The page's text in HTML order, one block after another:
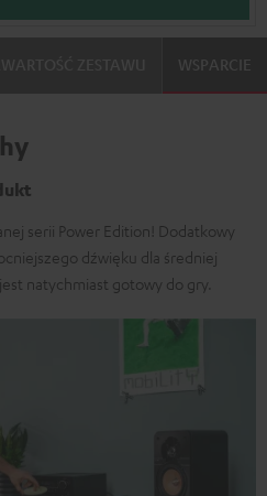
WSPARCIE
serii Power Edition! Dodatkowy
dźwięku dla średniej
natychmiast gotowy do gry.